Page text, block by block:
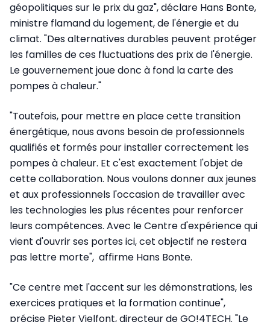
géopolitiques sur le prix du gaz", déclare Hans Bonte,
ministre flamand du logement, de l'énergie et du
climat. "Des alternatives durables peuvent protéger
les familles de ces fluctuations des prix de l'énergie.
Le gouvernement joue donc à fond la carte des
pompes à chaleur."
"Toutefois, pour mettre en place cette transition
énergétique, nous avons besoin de professionnels
qualifiés et formés pour installer correctement les
pompes à chaleur. Et c'est exactement l'objet de
cette collaboration. Nous voulons donner aux jeunes
et aux professionnels l'occasion de travailler avec
les technologies les plus récentes pour renforcer
leurs compétences. Avec le Centre d'expérience qui
vient d'ouvrir ses portes ici, cet objectif ne restera
pas lettre morte", affirme Hans Bonte.
"Ce centre met l'accent sur les démonstrations, les
exercices pratiques et la formation continue",
précise Pieter Vielfont, directeur de GO!4TECH. "Le